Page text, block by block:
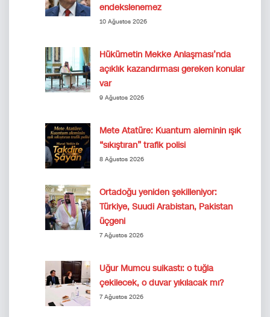
endekslenemez
10 Ağustos 2026
Hükümetin Mekke Anlaşması’nda
açıklık kazandırması gereken konular
var
9 Ağustos 2026
Mete Atatüre: Kuantum aleminin ışık
“sıkıştıran” trafik polisi
8 Ağustos 2026
Ortadoğu yeniden şekilleniyor:
Türkiye, Suudi Arabistan, Pakistan
üçgeni
7 Ağustos 2026
Uğur Mumcu suikastı: o tuğla
çekilecek, o duvar yıkılacak mı?
7 Ağustos 2026